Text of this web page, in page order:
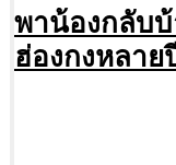
พาน้องกลับบ้
ฮ่องกงหลาย